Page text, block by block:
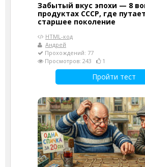
Забытый вкус эпохи — 8
продуктах СССР, где
старшее поколение
HTML-код
Андрей
Прохождений: 77
Просмотров: 243
1
Пройти тест